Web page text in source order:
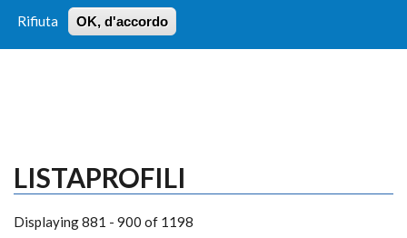
Rifiuta OK, d'accordo
RICERCA
HOME TUTTI I PROFILI
LOGIN
LISTAPROFILI
Displaying 881 - 900 of 1198